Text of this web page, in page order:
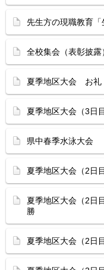
先生方の現職教育「
全校集会（表彰披露
夏季地区大会 お礼
夏季地区大会（3
県中春季水泳大会
夏季地区大会（2日
夏季地区大会（2日
勝
夏季地区大会（2日